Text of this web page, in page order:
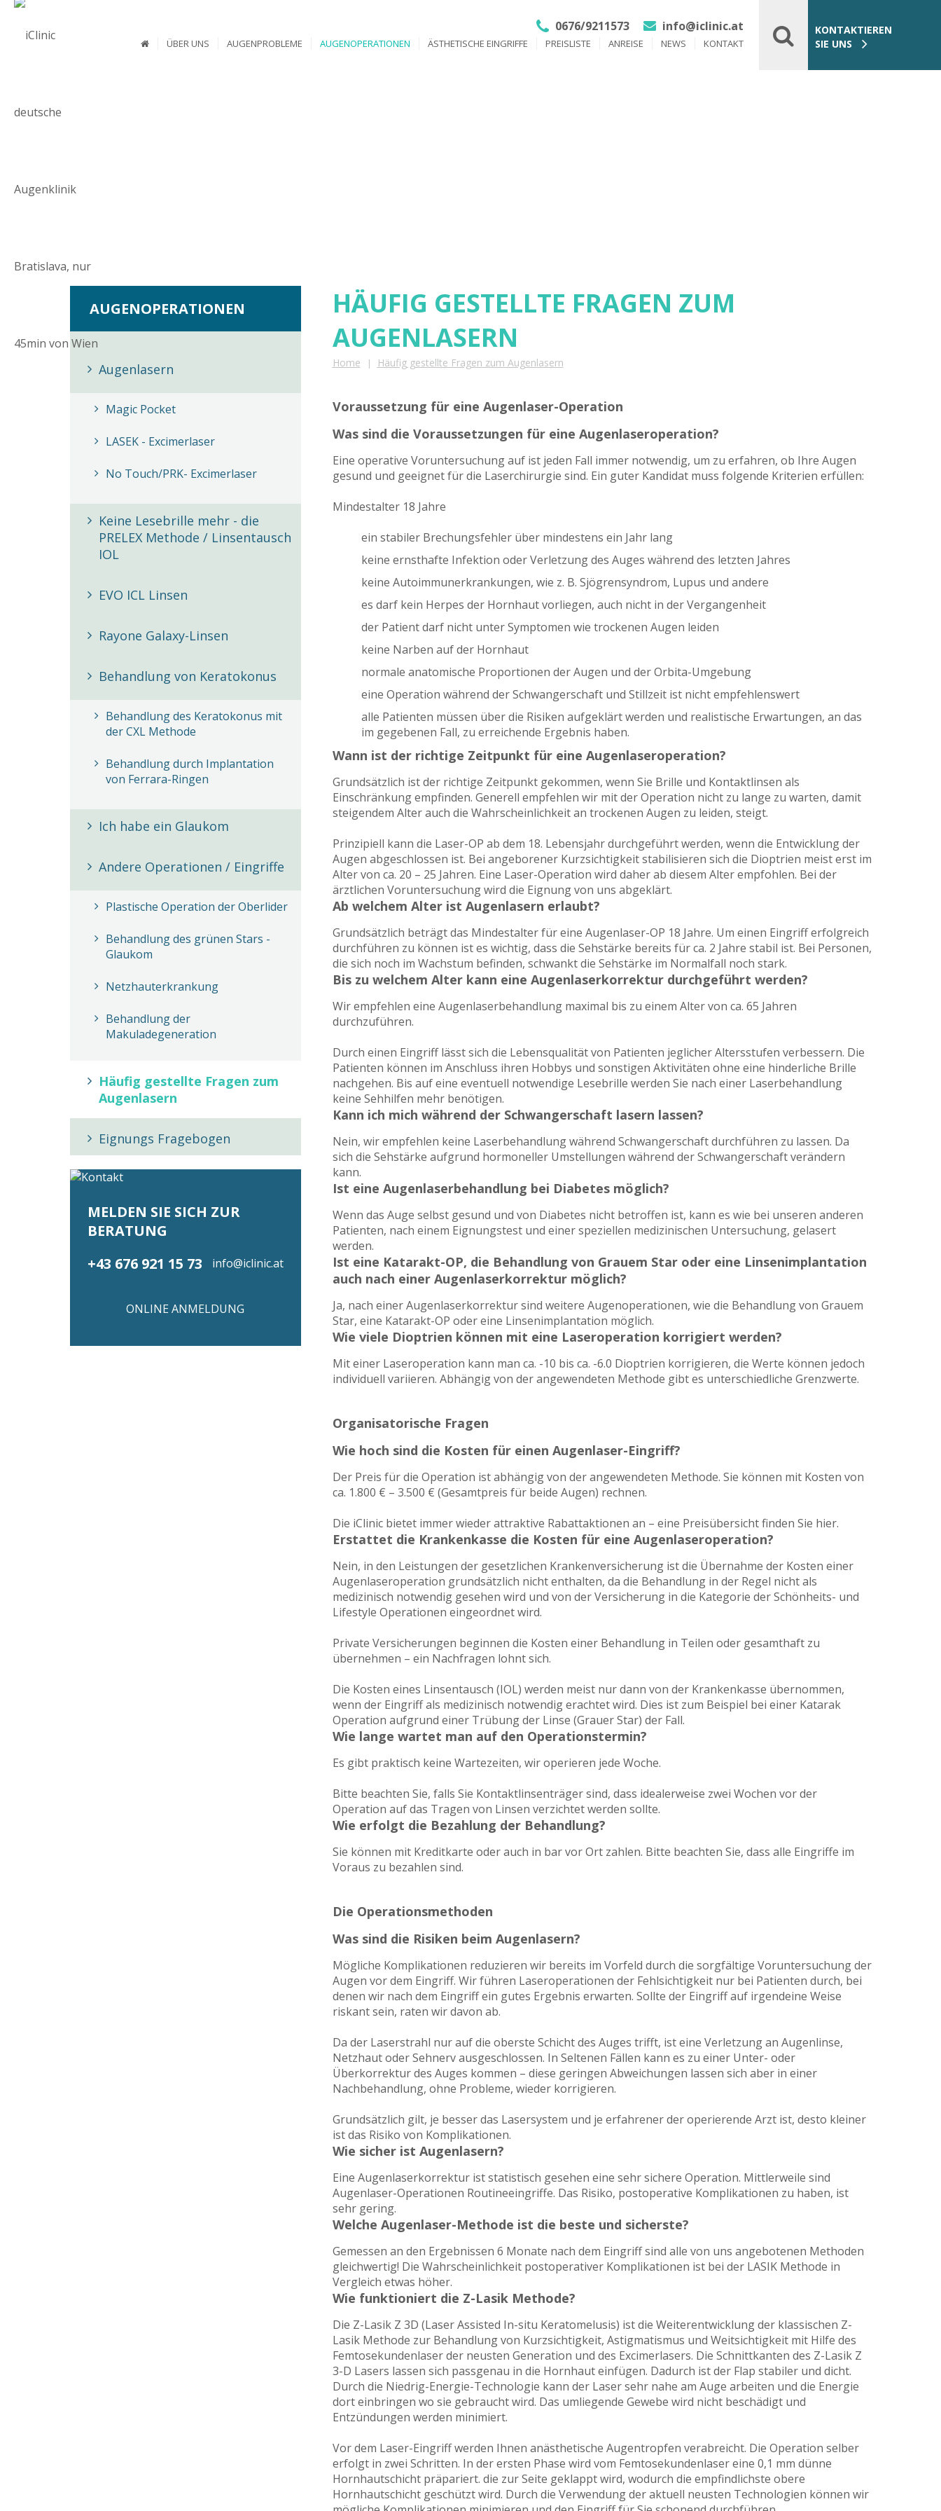
0676/9211573 info@iclinic.at
ÜBER UNS AUGENPROBLEME AUGENOPERATIONEN ÄSTHETISCHE EINGRIFFE PREISLISTE ANREISE NEWS KONTAKT
KONTAKTIEREN
SIE UNS
HÄUFIG GESTELLTE FRAGEN ZUM
AUGENLASERN
Home | Häufig gestellte Fragen zum Augenlasern
Voraussetzung für eine Augenlaser-Operation
Was sind die Voraussetzungen für eine Augenlaseroperation?
Eine operative Voruntersuchung auf ist jeden Fall immer notwendig, um zu erfahren, ob Ihre Augen
gesund und geeignet für die Laserchirurgie sind. Ein guter Kandidat muss folgende Kriterien erfüllen:
Mindestalter 18 Jahre
ein stabiler Brechungsfehler über mindestens ein Jahr lang
keine ernsthafte Infektion oder Verletzung des Auges während des letzten Jahres
keine Autoimmunerkrankungen, wie z. B. Sjögrensyndrom, Lupus und andere
es darf kein Herpes der Hornhaut vorliegen, auch nicht in der Vergangenheit
der Patient darf nicht unter Symptomen wie trockenen Augen leiden
keine Narben auf der Hornhaut
normale anatomische Proportionen der Augen und der Orbita-Umgebung
eine Operation während der Schwangerschaft und Stillzeit ist nicht empfehlenswert
alle Patienten müssen über die Risiken aufgeklärt werden und realistische Erwartungen, an das
im gegebenen Fall, zu erreichende Ergebnis haben.
Wann ist der richtige Zeitpunkt für eine Augenlaseroperation?
Grundsätzlich ist der richtige Zeitpunkt gekommen, wenn Sie Brille und Kontaktlinsen als
Einschränkung empfinden. Generell empfehlen wir mit der Operation nicht zu lange zu warten, damit
steigendem Alter auch die Wahrscheinlichkeit an trockenen Augen zu leiden, steigt.
Prinzipiell kann die Laser-OP ab dem 18. Lebensjahr durchgeführt werden, wenn die Entwicklung der
Augen abgeschlossen ist. Bei angeborener Kurzsichtigkeit stabilisieren sich die Dioptrien meist erst im
Alter von ca. 20 – 25 Jahren. Eine Laser-Operation wird daher ab diesem Alter empfohlen. Bei der
ärztlichen Voruntersuchung wird die Eignung von uns abgeklärt.
Ab welchem Alter ist Augenlasern erlaubt?
Grundsätzlich beträgt das Mindestalter für eine Augenlaser-OP 18 Jahre. Um einen Eingriff erfolgreich
durchführen zu können ist es wichtig, dass die Sehstärke bereits für ca. 2 Jahre stabil ist. Bei Personen,
die sich noch im Wachstum befinden, schwankt die Sehstärke im Normalfall noch stark.
Bis zu welchem Alter kann eine Augenlaserkorrektur durchgeführt werden?
Wir empfehlen eine Augenlaserbehandlung maximal bis zu einem Alter von ca. 65 Jahren
durchzuführen.
Durch einen Eingriff lässt sich die Lebensqualität von Patienten jeglicher Altersstufen verbessern. Die
Patienten können im Anschluss ihren Hobbys und sonstigen Aktivitäten ohne eine hinderliche Brille
nachgehen. Bis auf eine eventuell notwendige Lesebrille werden Sie nach einer Laserbehandlung
keine Sehhilfen mehr benötigen.
Kann ich mich während der Schwangerschaft lasern lassen?
Nein, wir empfehlen keine Laserbehandlung während Schwangerschaft durchführen zu lassen. Da
sich die Sehstärke aufgrund hormoneller Umstellungen während der Schwangerschaft verändern
kann.
Ist eine Augenlaserbehandlung bei Diabetes möglich?
Wenn das Auge selbst gesund und von Diabetes nicht betroffen ist, kann es wie bei unseren anderen
Patienten, nach einem Eignungstest und einer speziellen medizinischen Untersuchung, gelasert
werden.
Ist eine Katarakt-OP, die Behandlung von Grauem Star oder eine Linsenimplantation
auch nach einer Augenlaserkorrektur möglich?
Ja, nach einer Augenlaserkorrektur sind weitere Augenoperationen, wie die Behandlung von Grauem
Star, eine Katarakt-OP oder eine Linsenimplantation möglich.
Wie viele Dioptrien können mit eine Laseroperation korrigiert werden?
Mit einer Laseroperation kann man ca. -10 bis ca. -6.0 Dioptrien korrigieren, die Werte können jedoch
individuell variieren. Abhängig von der angewendeten Methode gibt es unterschiedliche Grenzwerte.
Organisatorische Fragen
Wie hoch sind die Kosten für einen Augenlaser-Eingriff?
Der Preis für die Operation ist abhängig von der angewendeten Methode. Sie können mit Kosten von
ca. 1.800 € – 3.500 € (Gesamtpreis für beide Augen) rechnen.
Die iClinic bietet immer wieder attraktive Rabattaktionen an – eine Preisübersicht finden Sie hier.
Erstattet die Krankenkasse die Kosten für eine Augenlaseroperation?
Nein, in den Leistungen der gesetzlichen Krankenversicherung ist die Übernahme der Kosten einer
Augenlaseroperation grundsätzlich nicht enthalten, da die Behandlung in der Regel nicht als
medizinisch notwendig gesehen wird und von der Versicherung in die Kategorie der Schönheits- und
Lifestyle Operationen eingeordnet wird.
Private Versicherungen beginnen die Kosten einer Behandlung in Teilen oder gesamthaft zu
übernehmen – ein Nachfragen lohnt sich.
Die Kosten eines Linsentausch (IOL) werden meist nur dann von der Krankenkasse übernommen,
wenn der Eingriff als medizinisch notwendig erachtet wird. Dies ist zum Beispiel bei einer Katarak
Operation aufgrund einer Trübung der Linse (Grauer Star) der Fall.
Wie lange wartet man auf den Operationstermin?
Es gibt praktisch keine Wartezeiten, wir operieren jede Woche.
Bitte beachten Sie, falls Sie Kontaktlinsenträger sind, dass idealerweise zwei Wochen vor der
Operation auf das Tragen von Linsen verzichtet werden sollte.
Wie erfolgt die Bezahlung der Behandlung?
Sie können mit Kreditkarte oder auch in bar vor Ort zahlen. Bitte beachten Sie, dass alle Eingriffe im
Voraus zu bezahlen sind.
Die Operationsmethoden
Was sind die Risiken beim Augenlasern?
Mögliche Komplikationen reduzieren wir bereits im Vorfeld durch die sorgfältige Voruntersuchung der
Augen vor dem Eingriff. Wir führen Laseroperationen der Fehlsichtigkeit nur bei Patienten durch, bei
denen wir nach dem Eingriff ein gutes Ergebnis erwarten. Sollte der Eingriff auf irgendeine Weise
riskant sein, raten wir davon ab.
Da der Laserstrahl nur auf die oberste Schicht des Auges trifft, ist eine Verletzung an Augenlinse,
Netzhaut oder Sehnerv ausgeschlossen. In Seltenen Fällen kann es zu einer Unter- oder
Überkorrektur des Auges kommen – diese geringen Abweichungen lassen sich aber in einer
Nachbehandlung, ohne Probleme, wieder korrigieren.
Grundsätzlich gilt, je besser das Lasersystem und je erfahrener der operierende Arzt ist, desto kleiner
ist das Risiko von Komplikationen.
Wie sicher ist Augenlasern?
Eine Augenlaserkorrektur ist statistisch gesehen eine sehr sichere Operation. Mittlerweile sind
Augenlaser-Operationen Routineeingriffe. Das Risiko, postoperative Komplikationen zu haben, ist
sehr gering.
Welche Augenlaser-Methode ist die beste und sicherste?
Gemessen an den Ergebnissen 6 Monate nach dem Eingriff sind alle von uns angebotenen Methoden
gleichwertig! Die Wahrscheinlichkeit postoperativer Komplikationen ist bei der LASIK Methode in
Vergleich etwas höher.
Wie funktioniert die Z-Lasik Methode?
Die Z-Lasik Z 3D (Laser Assisted In-situ Keratomelusis) ist die Weiterentwicklung der klassischen Z-
Lasik Methode zur Behandlung von Kurzsichtigkeit, Astigmatismus und Weitsichtigkeit mit Hilfe des
Femtosekundenlaser der neusten Generation und des Excimerlasers. Die Schnittkanten des Z-Lasik Z
3-D Lasers lassen sich passgenau in die Hornhaut einfügen. Dadurch ist der Flap stabiler und dicht.
Durch die Niedrig-Energie-Technologie kann der Laser sehr nahe am Auge arbeiten und die Energie
dort einbringen wo sie gebraucht wird. Das umliegende Gewebe wird nicht beschädigt und
Entzündungen werden minimiert.
Vor dem Laser-Eingriff werden Ihnen anästhetische Augentropfen verabreicht. Die Operation selber
erfolgt in zwei Schritten. In der ersten Phase wird vom Femtosekundenlaser eine 0,1 mm dünne
Hornhautschicht präpariert. die zur Seite geklappt wird, wodurch die empfindlichste obere
Hornhautschicht geschützt wird. Durch die Verwendung der aktuell neusten Technologien können wir
AUGENOPERATIONEN
Augenlasern
Magic Pocket
LASEK - Excimerlaser
No Touch/PRK- Excimerlaser
Keine Lesebrille mehr - die
PRELEX Methode / Linsentausch
IOL
EVO ICL Linsen
Rayone Galaxy-Linsen
Behandlung von Keratokonus
Behandlung des Keratokonus mit
der CXL Methode
Behandlung durch Implantation
von Ferrara-Ringen
Ich habe ein Glaukom
Andere Operationen / Eingriffe
Plastische Operation der Oberlider
Behandlung des grünen Stars -
Glaukom
Netzhauterkrankung
Behandlung der
Makuladegeneration
Häufig gestellte Fragen zum
Augenlasern
Eignungs Fragebogen
MELDEN SIE SICH ZUR
BERATUNG
+43 676 921 15 73
info@iclinic.at
ONLINE ANMELDUNG